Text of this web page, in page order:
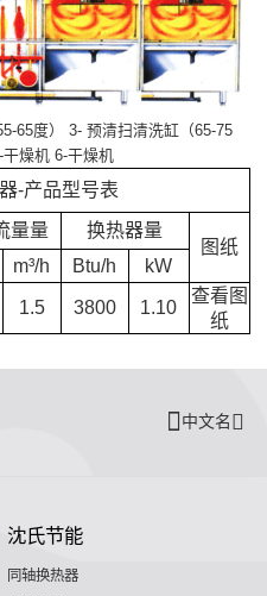
65度） 3- 预清扫清洗缸（65-75
燥机 6-干燥机
-产品型号表
量量
换热器量
图纸
m³/h Btu/h
kW
1.5 3800 1.10
查看图
纸
中文名
沈氏节能
同轴换热器